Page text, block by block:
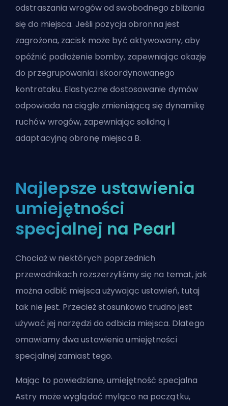
odstraszania wrogów od swobodnego zbliżania
się do miejsca. Jeśli pozycja obronna jest
zagrożona, zacisk może być aktywowany, aby
opóźnić podłożenie bomby, zapewniając okazję
do przegrupowania i skoordynowanego
kontrataku. Elastyczne dostosowanie dymów
odpowiada na ciągle zmieniającą się dynamikę
ruchów wrogów, zapewniając solidną i
adaptacyjną obronę miejsca B.
Najlepsze ustawienia
umiejętności
specjalnej na Pearl
Chociaż w niektórych poprzednich
przewodnikach rozszerzyliśmy się na temat, jak
można odbić miejsca używając ustawień, tutaj
tak nie jest. Przecież stosunkowo trudno jest
używać jej narzędzi do odbicia miejsca. Dlatego
omawiamy dwa ustawienia umiejętności
specjalnej zamiast tego.
Mając to powiedziane, umiejętność specjalna
Astry może wyglądać myląco na początku,